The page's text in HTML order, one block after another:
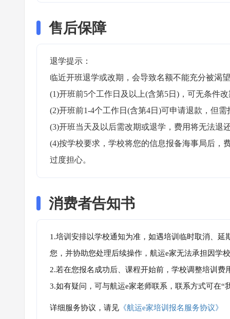
售后保障
退学提示：
临近开班退学或改期，会导致名额不能充分被渴
(1)开班前5个工作日及以上(含第5日)，可无条件
(2)开班前1-4个工作日(含第4日)可申请退款，但
(3)开班当天及以后需改期或退学，费用将无法退
(4)按学校要求，学校将您的信息报备海事局后，
过度担心。
消费者告知书
1.培训安排以学校通知为准，如遇培训临时取消、
您，并协助您处理后续操作，航运e家无法承担因学
2.若在您报名成功后、课程开始前，学校调整培训
3.如有疑问，可与航运e家老师联系，联系方式可在
详细服务协议，请见 《航运e家培训报名服务协议》